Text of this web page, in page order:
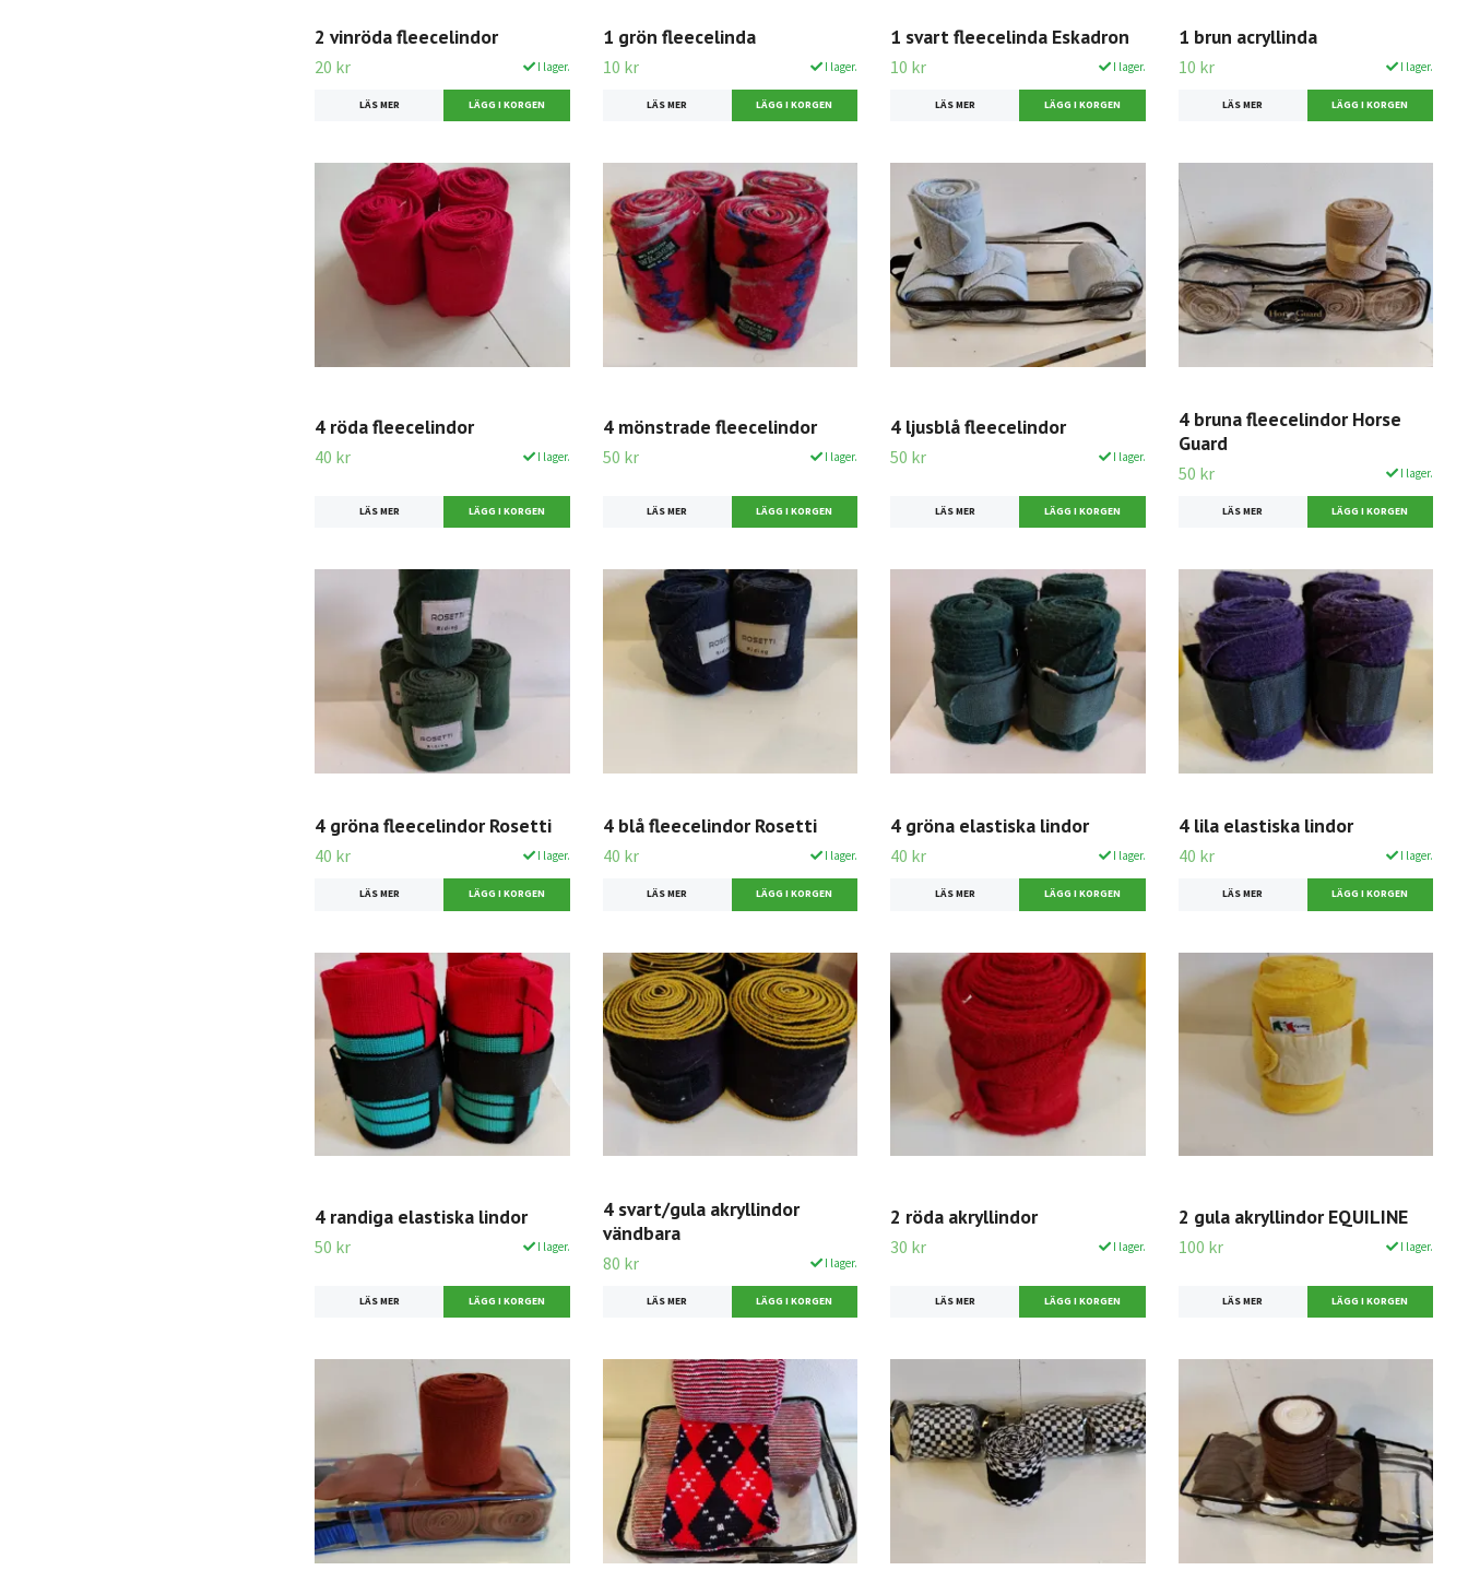
2 vinröda fleecelindor
20 kr I lager.
LÄS MER
1 grön fleecelinda
10 kr I lager.
LÄS MER
1 svart fleecelinda Eskadron
10 kr I lager.
LÄS MER
1 brun acryllinda
10 kr I lager.
LÄS MER
4 röda fleecelindor
40 kr I lager.
LÄS MER
4 mönstrade fleecelindor
50 kr I lager.
LÄS MER
4 ljusblå fleecelindor
50 kr I lager.
LÄS MER
4 bruna fleecelindor Horse
Guard
50 kr I lager.
LÄS MER
4 gröna fleecelindor Rosetti
40 kr I lager.
LÄS MER
4 blå fleecelindor Rosetti
40 kr I lager.
LÄS MER
4 gröna elastiska lindor
40 kr I lager.
LÄS MER
4 lila elastiska lindor
40 kr I lager.
LÄS MER
4 randiga elastiska lindor
50 kr I lager.
LÄS MER
4 svart/gula akryllindor
vändbara
80 kr I lager.
LÄS MER
2 röda akryllindor
30 kr I lager.
LÄS MER
2 gula akryllindor EQUILINE
100 kr I lager.
LÄS MER